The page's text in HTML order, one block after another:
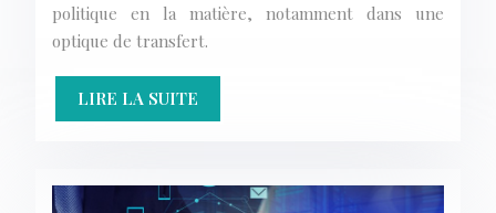
politique en la matière, notamment dans une
optique de transfert.
LIRE LA SUITE